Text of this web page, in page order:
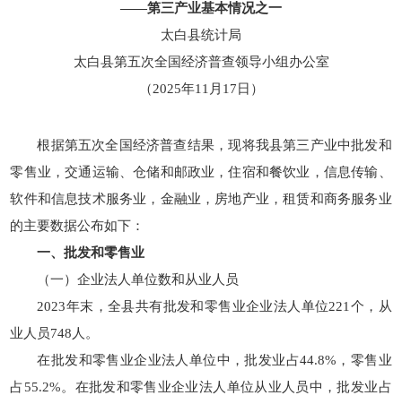
——第三产业基本情况之一
太白县统计局
太白县第五次全国经济普查领导小组办公室
（2025年11月17日）
根据第五次全国经济普查结果，现将我县第三产业中批发和
零售业，交通运输、仓储和邮政业，住宿和餐饮业，信息传输、
软件和信息技术服务业，金融业，房地产业，租赁和商务服务业
的主要数据公布如下：
一、批发和零售业
（一）企业法人单位数和从业人员
2023年末，全县共有批发和零售业企业法人单位221个，从
业人员748人。
在批发和零售业企业法人单位中，批发业占44.8%，零售业
占55.2%。在批发和零售业企业法人单位从业人员中，批发业占